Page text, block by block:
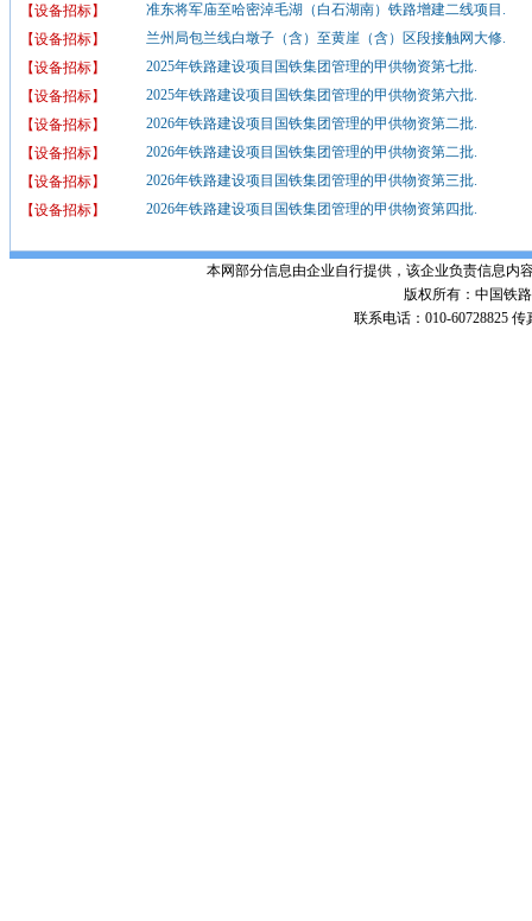
【设备招标】
准东将军庙至哈密淖毛湖（白石湖南）铁路增建二线项目.
【设备招标】
兰州局包兰线白墩子（含）至黄崖（含）区段接触网大修.
【设备招标】
2025年铁路建设项目国铁集团管理的甲供物资第七批.
【设备招标】
2025年铁路建设项目国铁集团管理的甲供物资第六批.
【设备招标】
2026年铁路建设项目国铁集团管理的甲供物资第二批.
【设备招标】
2026年铁路建设项目国铁集团管理的甲供物资第二批.
【设备招标】
2026年铁路建设项目国铁集团管理的甲供物资第三批.
【设备招标】
2026年铁路建设项目国铁集团管理的甲供物资第四批.
本网部分信息由企业自行提供，该企业负责信息内
版权所有：中国铁路
联系电话：010-60728825 传